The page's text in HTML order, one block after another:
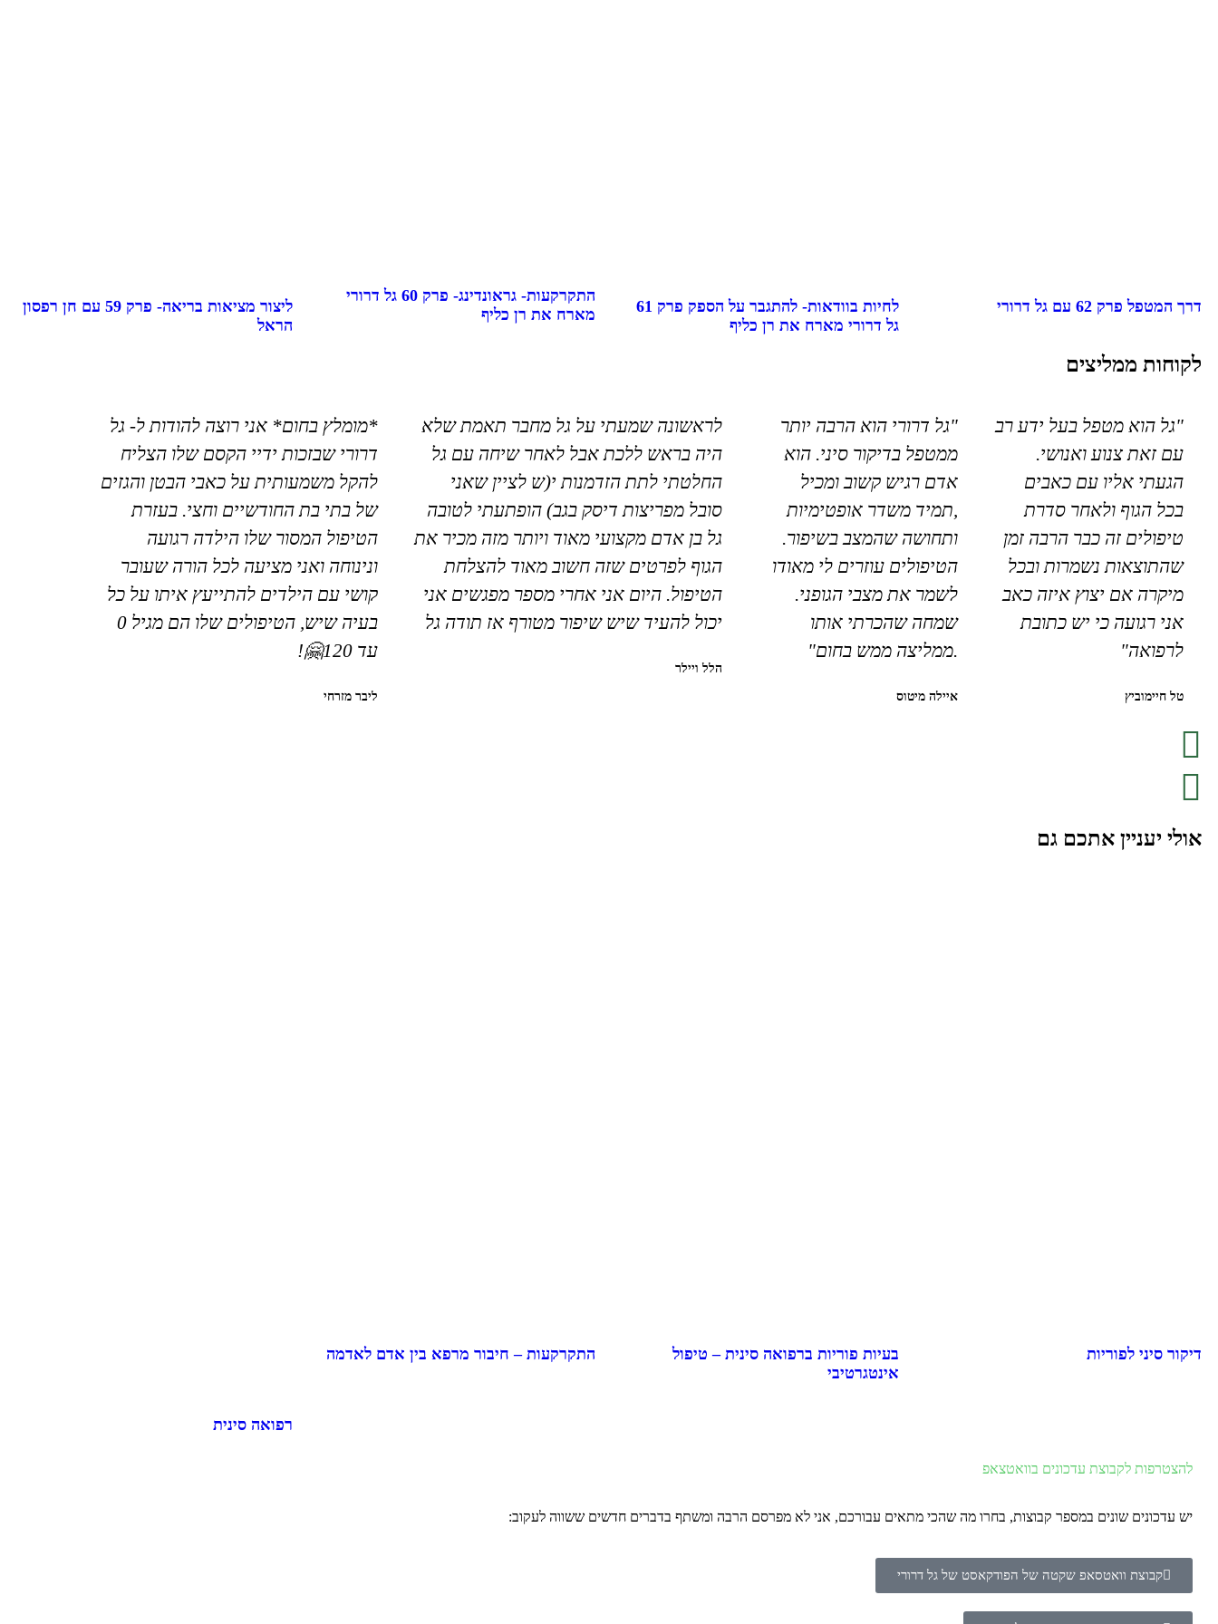
דרך המטפל פרק 62 עם גל דרורי
לחיות בוודאות- להתגבר על הספק פרק 61
גל דרורי מארח את רן כליף
התקרקעות- גראונדינג- פרק 60 גל דרורי
מארח את רן כליף
ליצור מציאות בריאה- פרק 59 עם חן רפסון
הראל
לקוחות ממליצים
"גל הוא מטפל בעל ידע רב
עם זאת צנוע ואנושי.
הגעתי אליו עם כאבים
בכל הגוף ולאחר סדרת
טיפולים זה כבר הרבה זמן
שהתוצאות נשמרות ובכל
מיקרה אם יצוץ איזה כאב
אני רגועה כי יש כתובת
לרפואה"
טל חיימוביץ
"גל דרורי הוא הרבה יותר
ממטפל בדיקור סיני. הוא
אדם רגיש קשוב ומכיל
,תמיד משדר אופטימיות
ותחושה שהמצב בשיפור.
הטיפולים עוזרים לי מאודו
לשמר את מצבי הגופני.
שמחה שהכרתי אותו
.ממליצה ממש בחום"
איילה מיטוס
לראשונה שמעתי על גל מחבר תאמת שלא
היה בראש ללכת אבל לאחר שיחה עם גל
החלטתי לתת הזדמנות י(ש לציין שאני
סובל מפריצות דיסק בגב) הופתעתי לטובה
גל בן אדם מקצועי מאוד ויותר מזה מכיר את
הגוף לפרטים שזה חשוב מאוד להצלחת
הטיפול. היום אני אחרי מספר מפגשים אני
יכול להעיד שיש שיפור מטורף אז תודה גל
הלל ויילר
*מומלץ בחום* אני רוצה להודות ל- גל
דרורי שבזכות ידיי הקסם שלו הצליח
להקל משמעותית על כאבי הבטן והגזים
של בתי בת החודשיים וחצי. בעזרת
הטיפול המסור שלו הילדה רגועה
ונינוחה ואני מציעה לכל הורה שעובר
קושי עם הילדים להתייעץ איתו על כל
בעיה שיש, הטיפולים שלו הם מגיל 0
עד 120🤗!
ליבר מזרחי
אולי יעניין אתכם גם
דיקור סיני לפוריות
בעיות פוריות ברפואה סינית – טיפול
אינטגרטיבי
התקרקעות – חיבור מרפא בין אדם לאדמה
רפואה סינית
להצטרפות לקבוצת עדכונים בוואטצאפ
יש עדכונים שונים במספר קבוצות, בחרו מה שהכי מתאים עבורכם, אני לא מפרסם הרבה ומשתף בדברים חדשים ששווה לעקוב:
קבוצת וואטסאפ שקטה של הפודקאסט של גל דרורי